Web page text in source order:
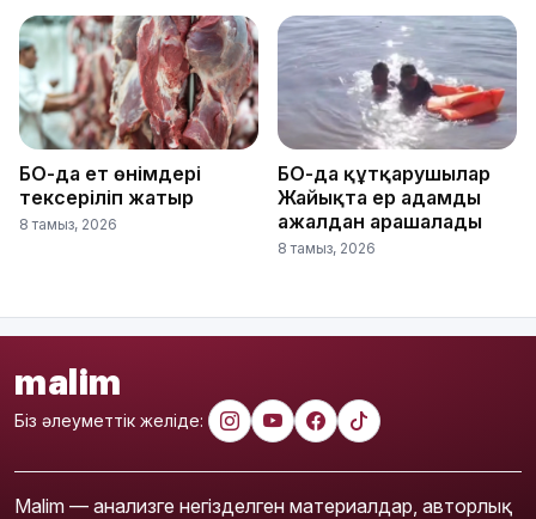
БҚО-да ет өнімдері
тексеріліп жатыр
8 тамыз, 2026
БҚО-да құтқарушылар
Жайықта ер адамды
ажалдан арашалады
8 тамыз, 2026
malim
Біз әлеуметтік желіде:
Malim — анализге негізделген материалдар, авторлық